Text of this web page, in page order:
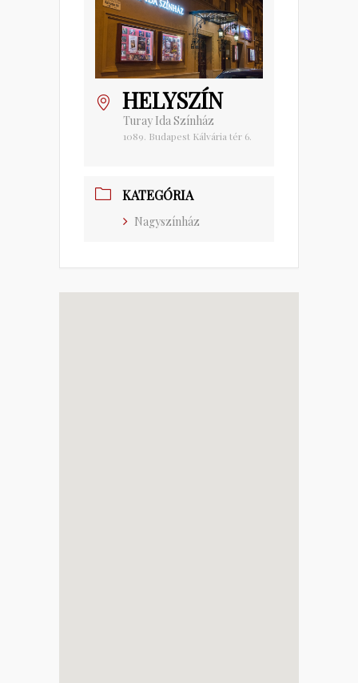
HELYSZÍN
Turay Ida Színház
1089. Budapest Kálvária tér 6.
KATEGÓRIA
Nagyszínház